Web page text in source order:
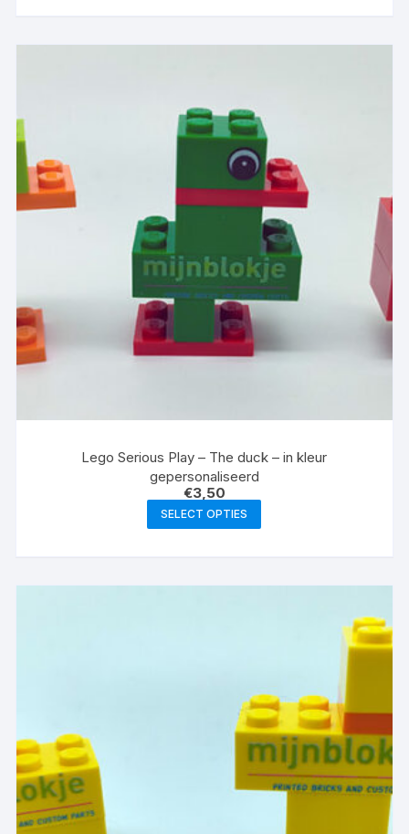
Lego Serious Play – The duck – in kleur
gepersonaliseerd
€3,50
SELECT OPTIES